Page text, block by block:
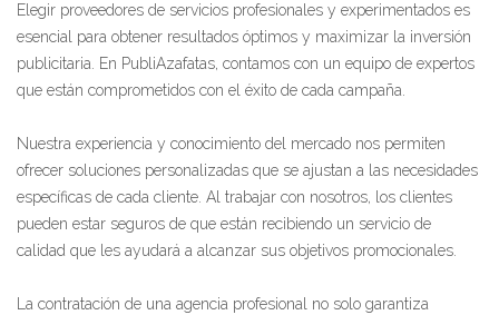
Elegir proveedores de servicios profesionales y experimentados es
esencial para obtener resultados óptimos y maximizar la inversión
publicitaria. En PubliAzafatas, contamos con un equipo de expertos
que están comprometidos con el éxito de cada campaña.
Nuestra experiencia y conocimiento del mercado nos permiten
ofrecer soluciones personalizadas que se ajustan a las necesidades
específicas de cada cliente. Al trabajar con nosotros, los clientes
pueden estar seguros de que están recibiendo un servicio de
calidad que les ayudará a alcanzar sus objetivos promocionales.
La contratación de una agencia profesional no solo garantiza